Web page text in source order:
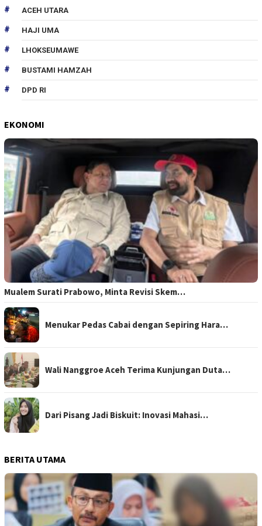
ACEH UTARA
HAJI UMA
LHOKSEUMAWE
BUSTAMI HAMZAH
DPD RI
EKONOMI
Mualem Surati Prabowo, Minta Revisi Skem…
Menukar Pedas Cabai dengan Sepiring Hara…
Wali Nanggroe Aceh Terima Kunjungan Duta…
Dari Pisang Jadi Biskuit: Inovasi Mahasi…
BERITA UTAMA